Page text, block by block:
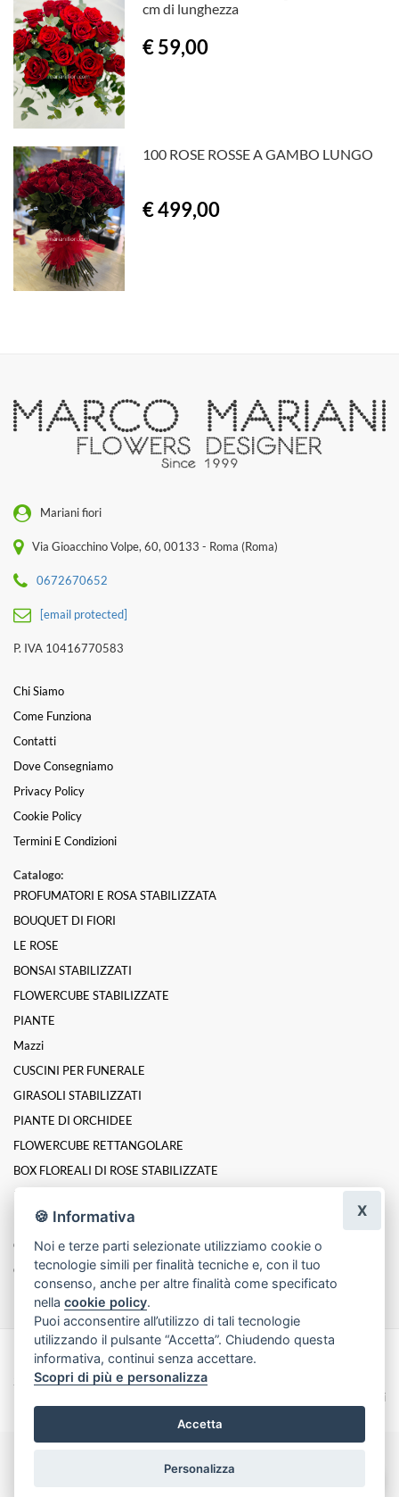
cm di lunghezza
€ 59,00
100 ROSE ROSSE A GAMBO LUNGO
€ 499,00
Mariani fiori
Via Gioacchino Volpe, 60, 00133 - Roma (Roma)
0672670652
[email protected]
P. IVA 10416770583
Chi Siamo
Come Funziona
Contatti
Dove Consegniamo
Privacy Policy
Cookie Policy
Termini E Condizioni
Catalogo:
PROFUMATORI E ROSA STABILIZZATA
BOUQUET DI FIORI
LE ROSE
BONSAI STABILIZZATI
FLOWERCUBE STABILIZZATE
PIANTE
Mazzi
CUSCINI PER FUNERALE
GIRASOLI STABILIZZATI
PIANTE DI ORCHIDEE
FLOWERCUBE RETTANGOLARE
BOX FLOREALI DI ROSE STABILIZZATE
ROSE INCANTATE STABILIZZATE
LINEA PLATINUM ELITE DI ROSE STABILIZZATE
Composizioni
Cesti
Made with byInfoser.it- Realizzazione Siti ecommerce per Fioristi
2026
Termini e Condizioni
🍪 Informativa
Noi e terze parti selezionate utilizziamo cookie o
tecnologie simili per finalità tecniche e, con il tuo
consenso, anche per altre finalità come specificato
nellacookie policy.
Puoi acconsentire all’utilizzo di tali tecnologie
utilizzando il pulsante “Accetta”. Chiudendo questa
informativa, continui senza accettare.
Scopri di più e personalizza
Accetta
Personalizza
X